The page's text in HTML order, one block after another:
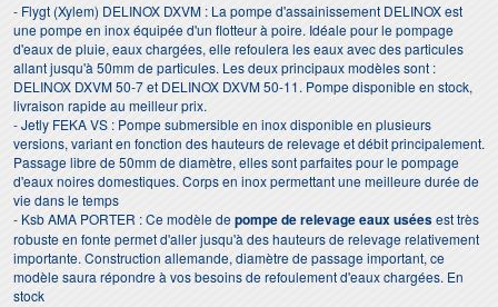
- Flygt (Xylem) DELINOX DXVM : La pompe d'assainissement DELINOX est
une pompe en inox équipée d'un flotteur à poire. Idéale pour le pompage
d'eaux de pluie, eaux chargées, elle refoulera les eaux avec des particules
allant jusqu'à 50mm de particules. Les deux principaux modèles sont :
DELINOX DXVM 50-7 et DELINOX DXVM 50-11. Pompe disponible en stock,
livraison rapide au meilleur prix.
- Jetly FEKA VS : Pompe submersible en inox disponible en plusieurs
versions, variant en fonction des hauteurs de relevage et débit principalement.
Passage libre de 50mm de diamètre, elles sont parfaites pour le pompage
d'eaux noires domestiques. Corps en inox permettant une meilleure durée de
vie dans le temps
- Ksb AMA PORTER : Ce modèle depompe de relevage eaux uséesest très
robuste en fonte permet d'aller jusqu'à des hauteurs de relevage relativement
importante. Construction allemande, diamètre de passage important, ce
modèle saura répondre à vos besoins de refoulement d'eaux chargées. En
stock